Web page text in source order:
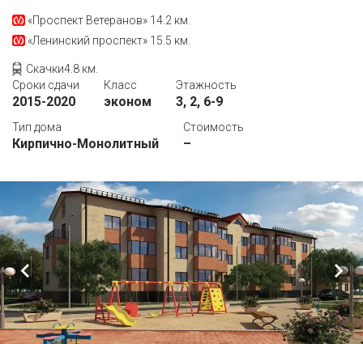
«Проспект Ветеранов» 14.2 км.
«Ленинский проспект» 15.5 км.
Скачки4.8 км.
Сроки сдачи
2015-2020
Класс
эконом
Этажность
3, 2, 6-9
Тип дома
Кирпично-Монолитный
Стоимость
–